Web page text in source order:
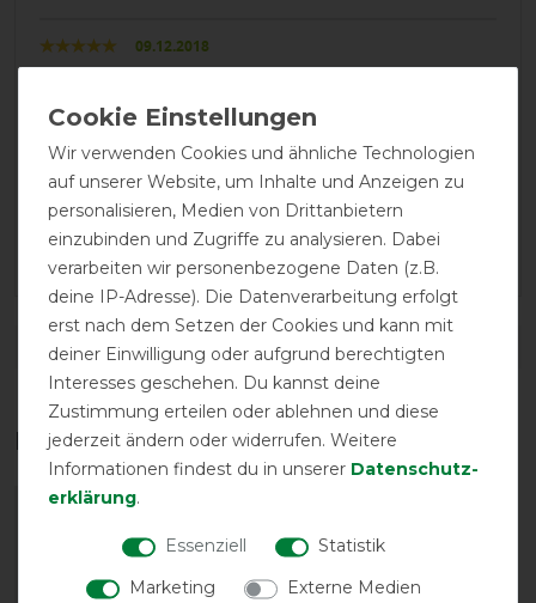
09.12.2018
Habe aktuell eine schleimbeutelentzündung im
Ellenbogen. Je nach schmerzhaftigkeit trage ich sie
sowohl nachts als auch beim Arbeiten. Hilft mir sehr
habe sie sxhon an mehrere bekannte weiterempfohlen.
DETAILS ZUR PRODUKTSICHERHEIT
Das perfekte Zubehör für dich
Wir verwenden Cookies und ähnliche Technologien
auf unserer Website, um Inhalte und Anzeigen zu
personalisieren, Medien von Drittanbietern
einzubinden und Zugriffe zu analysieren. Dabei
verarbeiten wir personenbezogene Daten (z.B.
deine IP-Adresse). Die Datenverarbeitung erfolgt
erst nach dem Setzen der Cookies und kann mit
deiner Einwilligung oder aufgrund berechtigten
Interesses geschehen. Du kannst deine
Zustimmung erteilen oder ablehnen und diese
jederzeit ändern oder widerrufen. Weitere
Informationen findest du in unserer Daten­schutz­
erklärung.
Essenziell
Statistik
Marketing
Externe Medien